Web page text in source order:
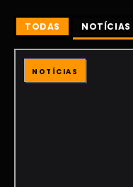
TODAS NOTÍCIAS
NOTÍCIAS